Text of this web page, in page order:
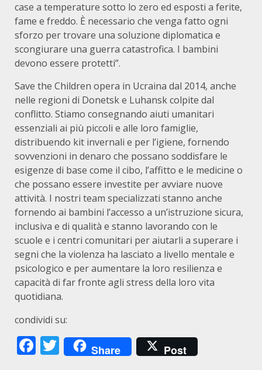
case a temperature sotto lo zero ed esposti a ferite,
fame e freddo. È necessario che venga fatto ogni
sforzo per trovare una soluzione diplomatica e
scongiurare una guerra catastrofica. I bambini
devono essere protetti”.
Save the Children opera in Ucraina dal 2014, anche
nelle regioni di Donetsk e Luhansk colpite dal
conflitto. Stiamo consegnando aiuti umanitari
essenziali ai più piccoli e alle loro famiglie,
distribuendo kit invernali e per l’igiene, fornendo
sovvenzioni in denaro che possano soddisfare le
esigenze di base come il cibo, l’affitto e le medicine o
che possano essere investite per avviare nuove
attività. I nostri team specializzati stanno anche
fornendo ai bambini l’accesso a un’istruzione sicura,
inclusiva e di qualità e stanno lavorando con le
scuole e i centri comunitari per aiutarli a superare i
segni che la violenza ha lasciato a livello mentale e
psicologico e per aumentare la loro resilienza e
capacità di far fronte agli stress della loro vita
quotidiana.
condividi su:
Facebook
Twitter
Share Post